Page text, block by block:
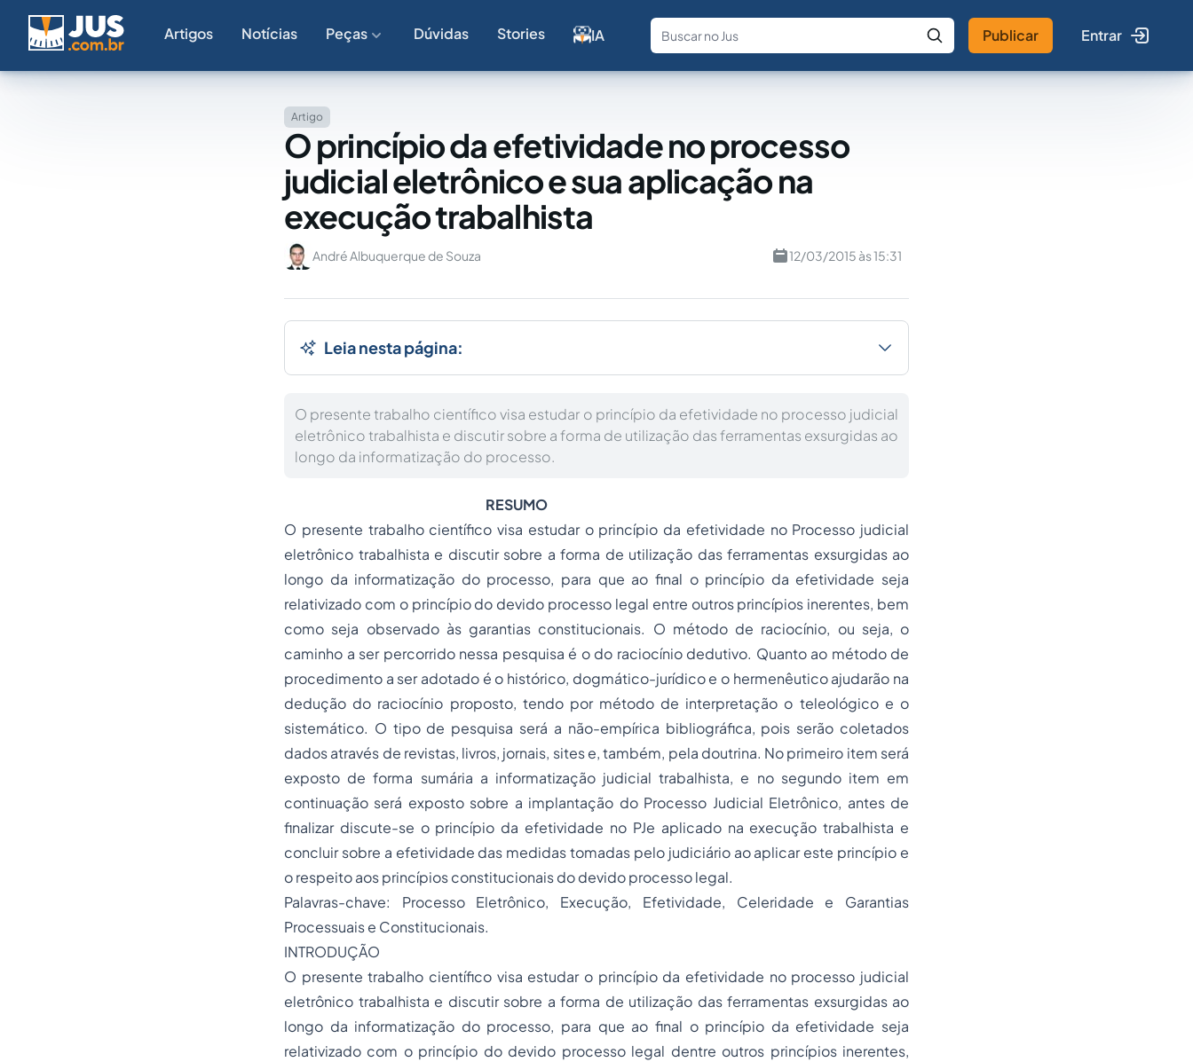
Artigos Notícias Peças Dúvidas Stories IA
Fale com a IA Buscar no Jus
Publicar Entrar
Artigo
O princípio da efetividade no processo
judicial eletrônico e sua aplicação na
execução trabalhista
André Albuquerque de Souza 12/03/2015 às 15:31
Leia nesta página:
O presente trabalho científico visa estudar o princípio da efetividade no processo judicial
eletrônico trabalhista e discutir sobre a forma de utilização das ferramentas exsurgidas ao
longo da informatização do processo.
RESUMO
O presente trabalho científico visa estudar o princípio da efetividade no Processo judicial
eletrônico trabalhista e discutir sobre a forma de utilização das ferramentas exsurgidas ao
longo da informatização do processo, para que ao final o princípio da efetividade seja
relativizado com o princípio do devido processo legal entre outros princípios inerentes, bem
como seja observado às garantias constitucionais. O método de raciocínio, ou seja, o
caminho a ser percorrido nessa pesquisa é o do raciocínio dedutivo. Quanto ao método de
procedimento a ser adotado é o histórico, dogmático-jurídico e o hermenêutico ajudarão na
dedução do raciocínio proposto, tendo por método de interpretação o teleológico e o
sistemático. O tipo de pesquisa será a não-empírica bibliográfica, pois serão coletados
dados através de revistas, livros, jornais, sites e, também, pela doutrina. No primeiro item será
exposto de forma sumária a informatização judicial trabalhista, e no segundo item em
continuação será exposto sobre a implantação do Processo Judicial Eletrônico, antes de
finalizar discute-se o princípio da efetividade no PJe aplicado na execução trabalhista e
concluir sobre a efetividade das medidas tomadas pelo judiciário ao aplicar este princípio e
o respeito aos princípios constitucionais do devido processo legal.
Palavras-chave:
Processo Eletrônico, Execução, Efetividade, Celeridade e Garantias
Processuais e Constitucionais.
INTRODUÇÃO
O presente trabalho científico visa estudar o princípio da efetividade no processo judicial
eletrônico trabalhista e discutir sobre a forma de utilização das ferramentas exsurgidas ao
longo da informatização do processo, para que ao final o princípio da efetividade seja
relativizado com o princípio do devido processo legal dentre outros princípios inerentes,